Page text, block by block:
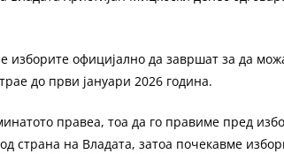
официјално да завршат за да
до први јануари 2026 година.
правеа, тоа да го правиме пред
страна на Владата, затоа почекавме